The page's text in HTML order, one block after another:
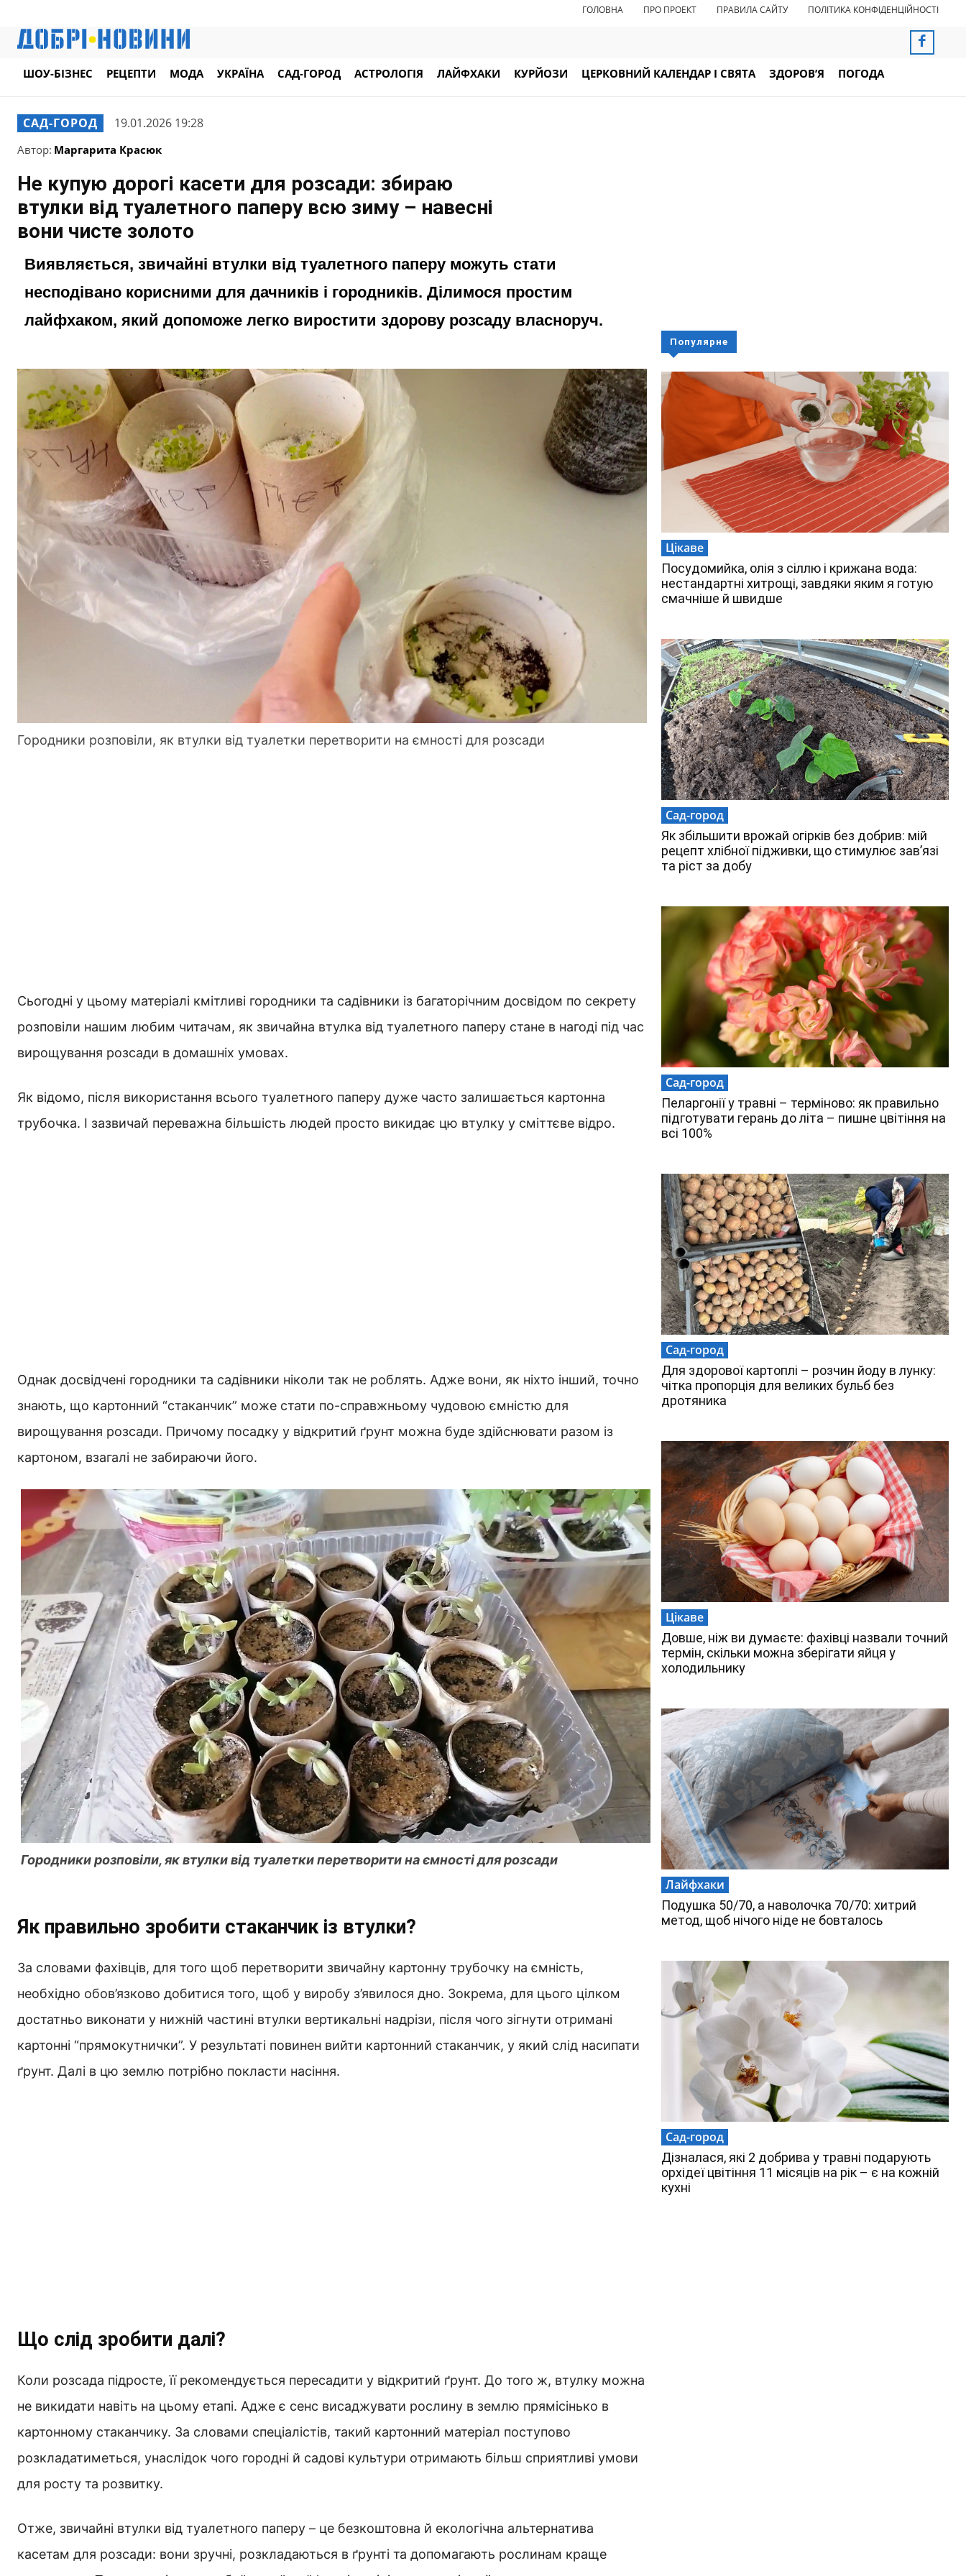
ГОЛОВНА ПРО ПРОЕКТ ПРАВИЛА САЙТУ ПОЛІТИКА КОНФІДЕНЦІЙНОСТІ
ШОУ-БІЗНЕС РЕЦЕПТИ МОДА УКРАЇНА САД-ГОРОД АСТРОЛОГІЯ ЛАЙФХАКИ КУРЙОЗИ ЦЕРКОВНИЙ КАЛЕНДАР І СВЯТА ЗДОРОВ’Я ПОГОДА
САД-ГОРОД 19.01.2026 19:28
Автор: Маргарита Красюк
Не купую дорогі касети для розсади: збираю
втулки від туалетного паперу всю зиму – навесні
вони чисте золото
Виявляється, звичайні втулки від туалетного паперу можуть стати
несподівано корисними для дачників і городників. Ділимося простим
лайфхаком, який допоможе легко виростити здорову розсаду власноруч.
Городники розповіли, як втулки від туалетки перетворити на ємності для розсади
Сьогодні у цьому матеріалі кмітливі городники та садівники із багаторічним досвідом по секрету
розповіли нашим любим читачам, як звичайна втулка від туалетного паперу стане в нагоді під час
вирощування розсади в домашніх умовах.
Як відомо, після використання всього туалетного паперу дуже часто залишається картонна
трубочка. І зазвичай переважна більшість людей просто викидає цю втулку у сміттєве відро.
Однак досвідчені городники та садівники ніколи так не роблять. Адже вони, як ніхто інший, точно
знають, що картонний “стаканчик” може стати по-справжньому чудовою ємністю для
вирощування розсади. Причому посадку у відкритий ґрунт можна буде здійснювати разом із
картоном, взагалі не забираючи його.
Городники розповіли, як втулки від туалетки перетворити на ємності для розсади
Як правильно зробити стаканчик із втулки?
За словами фахівців, для того щоб перетворити звичайну картонну трубочку на ємність,
необхідно обов’язково добитися того, щоб у виробу з’явилося дно. Зокрема, для цього цілком
достатньо виконати у нижній частині втулки вертикальні надрізи, після чого зігнути отримані
картонні “прямокутнички”. У результаті повинен вийти картонний стаканчик, у який слід насипати
ґрунт. Далі в цю землю потрібно покласти насіння.
Що слід зробити далі?
Коли розсада підросте, її рекомендується пересадити у відкритий ґрунт. До того ж, втулку можна
не викидати навіть на цьому етапі. Адже є сенс висаджувати рослину в землю прямісінько в
картонному стаканчику. За словами спеціалістів, такий картонний матеріал поступово
розкладатиметься, унаслідок чого городні й садові культури отримають більш сприятливі умови
для росту та розвитку.
Отже, звичайні втулки від туалетного паперу – це безкоштовна й екологічна альтернатива
касетам для розсади: вони зручні, розкладаються в ґрунті та допомагають рослинам краще
Популярне
Цікаве
Посудомийка, олія з сіллю і крижана вода:
нестандартні хитрощі, завдяки яким я готую
смачніше й швидше
Сад-город
Як збільшити врожай огірків без добрив: мій
рецепт хлібної підживки, що стимулює зав’язі
та ріст за добу
Сад-город
Пеларгонії у травні – терміново: як правильно
підготувати герань до літа – пишне цвітіння на
всі 100%
Сад-город
Для здорової картоплі – розчин йоду в лунку:
чітка пропорція для великих бульб без
дротяника
Цікаве
Довше, ніж ви думаєте: фахівці назвали точний
термін, скільки можна зберігати яйця у
холодильнику
Лайфхаки
Подушка 50/70, а наволочка 70/70: хитрий
метод, щоб нічого ніде не бовталось
Сад-город
Дізналася, які 2 добрива у травні подарують
орхідеї цвітіння 11 місяців на рік – є на кожній
кухні